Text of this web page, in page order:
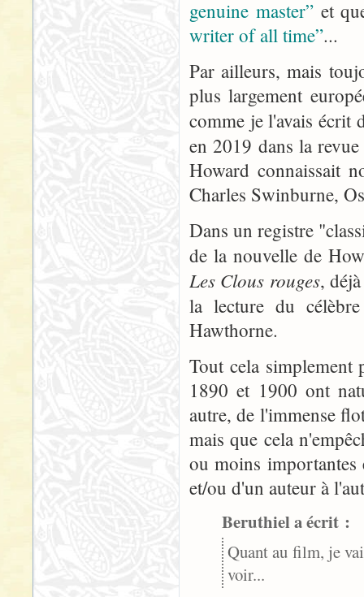
genuine master”et
writer of all time”...
Par ailleurs, mais
plus largement
comme je l'avais écrit
en 2019 dans la
Howard connaissait
Charles Swinburne,
Dans un registre
de la nouvelle de
Les Clous rouges,
la lecture du
Hawthorne.
Tout cela simplement
1890 et 1900 ont
autre, de l'immense
mais que cela
ou moins importantes
et/ou d'un auteur à
Beruthiel a écrit :
Quant au film, je
voir...